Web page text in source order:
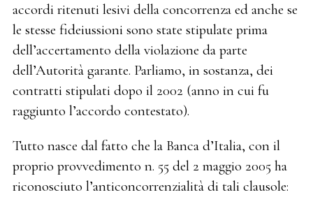
accordi ritenuti lesivi della concorrenza ed anche se
le stesse fideiussioni sono state stipulate prima
dell’accertamento della violazione da parte
dell’Autorità garante. Parliamo, in sostanza, dei
contratti stipulati dopo il 2002 (anno in cui fu
raggiunto l’accordo contestato).
Tutto nasce dal fatto che la Banca d’Italia, con il
proprio provvedimento n. 55 del 2 maggio 2005 ha
riconosciuto l’anticoncorrenzialità di tali clausole: